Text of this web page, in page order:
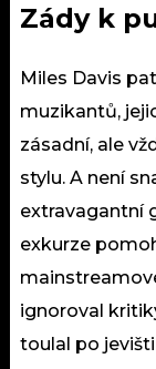
Zády k
Miles Davis
muzikantů,
zásadní, ale
stylu. A není
extravagantní
exkurze
ignoroval
toulal po